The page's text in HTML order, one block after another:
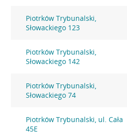
Piotrków Trybunalski,
Słowackiego 123
Piotrków Trybunalski,
Słowackiego 142
Piotrków Trybunalski,
Słowackiego 74
Piotrków Trybunalski, ul. Cała
45E